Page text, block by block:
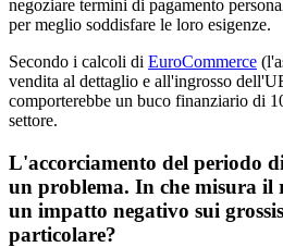
negoziare termini di pagamento
per meglio soddisfare le loro esigenze.
Secondo i calcoli di EuroCommerce
vendita al dettaglio e all'ingrosso
comporterebbe un buco finanziario di
settore.
L'accorciamento del periodo
un problema. In che misura il
un impatto negativo sui
particolare?